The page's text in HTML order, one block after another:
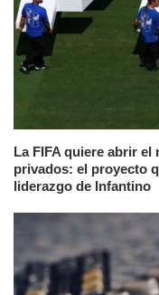
La FIFA quiere abrir
privados: el proyecto
liderazgo de Infantino